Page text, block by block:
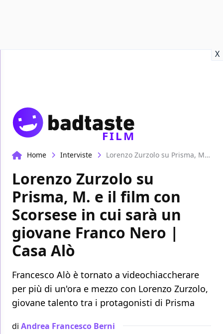
X
FILM
Home Interviste Lorenzo Zurzolo su Prisma, M. e il film con Scorsese in cui sarà un giovane Franco Nero | Casa Alò
Lorenzo Zurzolo su
Prisma, M. e il film con
Scorsese in cui sarà un
giovane Franco Nero |
Casa Alò
Francesco Alò è tornato a videochiaccherare
per più di un'ora e mezzo con Lorenzo Zurzolo,
giovane talento tra i protagonisti di Prisma
di Andrea Francesco Berni